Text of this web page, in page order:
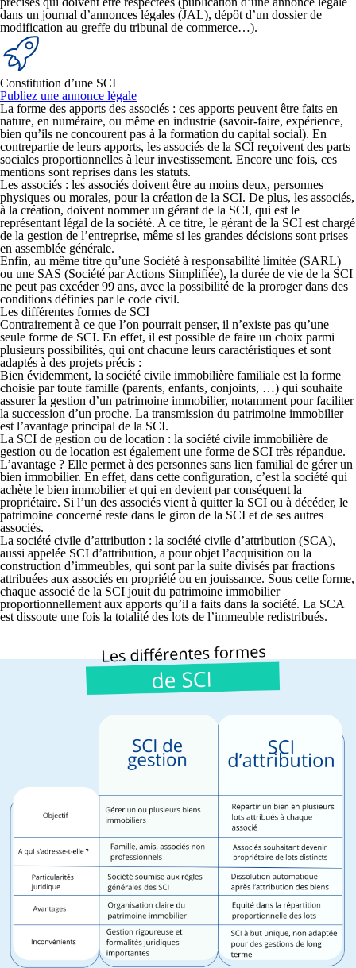
dans un journal d’annonces légales (JAL), dépôt d’un dossier de
modification au greffe du tribunal de commerce…).
Constitution d’une SCI
Publiez une annonce légale
La forme des apports des associés : ces apports peuvent être faits en
nature, en numéraire, ou même en industrie (savoir-faire, expérience,
bien qu’ils ne concourent pas à la formation du capital social). En
contrepartie de leurs apports, les associés de la SCI reçoivent des parts
sociales proportionnelles à leur investissement. Encore une fois, ces
mentions sont reprises dans les statuts.
Les associés : les associés doivent être au moins deux, personnes
physiques ou morales, pour la création de la SCI. De plus, les associés,
à la création, doivent nommer un gérant de la SCI, qui est le
représentant légal de la société. A ce titre, le gérant de la SCI est chargé
de la gestion de l’entreprise, même si les grandes décisions sont prises
en assemblée générale.
Enfin, au même titre qu’une Société à responsabilité limitée (SARL)
ou une SAS (Société par Actions Simplifiée), la durée de vie de la SCI
ne peut pas excéder 99 ans, avec la possibilité de la proroger dans des
conditions définies par le code civil.
Les différentes formes de SCI
Contrairement à ce que l’on pourrait penser, il n’existe pas qu’une
seule forme de SCI. En effet, il est possible de faire un choix parmi
plusieurs possibilités, qui ont chacune leurs caractéristiques et sont
adaptés à des projets précis :
Bien évidemment, la société civile immobilière familiale est la forme
choisie par toute famille (parents, enfants, conjoints, …) qui souhaite
assurer la gestion d’un patrimoine immobilier, notamment pour faciliter
la succession d’un proche. La transmission du patrimoine immobilier
est l’avantage principal de la SCI.
La SCI de gestion ou de location : la société civile immobilière de
gestion ou de location est également une forme de SCI très répandue.
L’avantage ? Elle permet à des personnes sans lien familial de gérer un
bien immobilier. En effet, dans cette configuration, c’est la société qui
achète le bien immobilier et qui en devient par conséquent la
propriétaire. Si l’un des associés vient à quitter la SCI ou à décéder, le
patrimoine concerné reste dans le giron de la SCI et de ses autres
associés.
La société civile d’attribution : la société civile d’attribution (SCA),
aussi appelée SCI d’attribution, a pour objet l’acquisition ou la
construction d’immeubles, qui sont par la suite divisés par fractions
attribuées aux associés en propriété ou en jouissance. Sous cette forme,
chaque associé de la SCI jouit du patrimoine immobilier
proportionnellement aux apports qu’il a faits dans la société. La SCA
est dissoute une fois la totalité des lots de l’immeuble redistribués.